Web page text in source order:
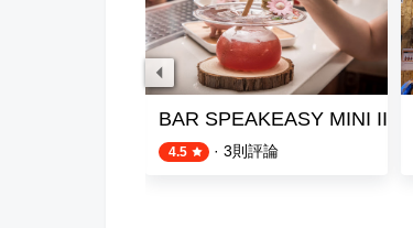
BAR SPEAKEASY MINI II
4.5 · 3則評論